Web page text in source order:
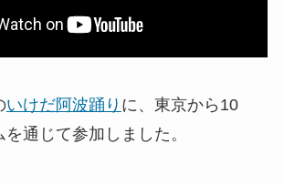
いけだ阿波踊り に、東京から10
通じて参加しました。